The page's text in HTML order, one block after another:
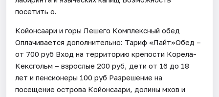
посетить о.
Койонсаари и горы Лешего Комплексный обед
Оплачивается дополнительно: Тариф «Лайт»Обед –
от 700 руб Вход на территорию крепости Корела-
Кексгольм – взрослые 200 руб, дети от 16 до 18
лет и пенсионеры 100 руб Разрешение на
посещение острова Койонсаари, долины мхов и